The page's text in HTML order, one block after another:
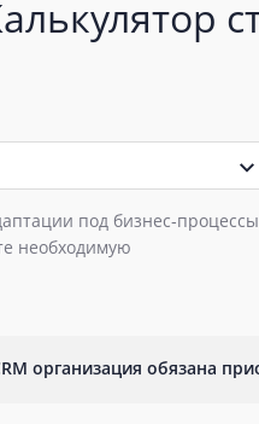
под бизнес‑процессы
необходимую
организация обязана